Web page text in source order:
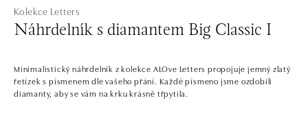
Kolekce Letters
Náhrdelník s diamantem Big Classic I
Minimalistický náhrdelník z kolekce ALOve Letters propojuje jemný zlatý
řetízek s písmenem dle vašeho přání. Každé písmeno jsme ozdobili
diamanty, aby se vám na krku krásně třpytila.